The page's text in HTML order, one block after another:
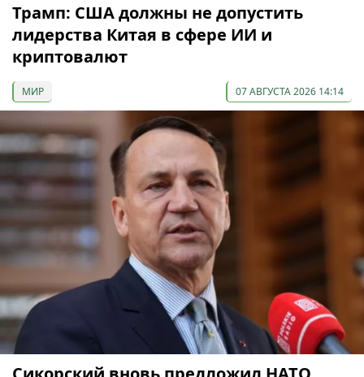
Трамп: США должны не допустить
лидерства Китая в сфере ИИ и
криптовалют
МИР 07 АВГУСТА 2026 14:14